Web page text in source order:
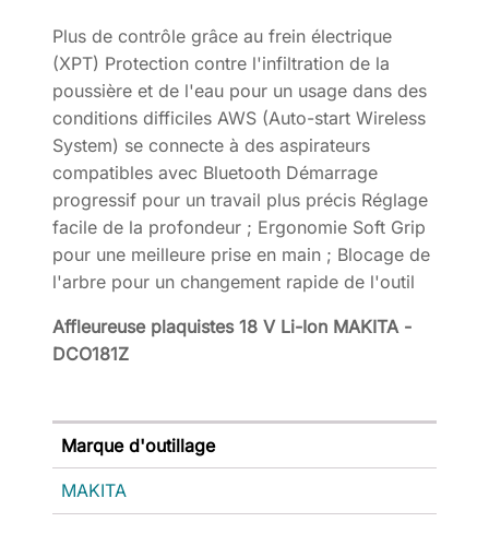
Plus de contrôle grâce au frein électrique
(XPT) Protection contre l'infiltration de la
poussière et de l'eau pour un usage dans des
conditions difficiles AWS (Auto-start Wireless
System) se connecte à des aspirateurs
compatibles avec Bluetooth Démarrage
progressif pour un travail plus précis Réglage
facile de la profondeur ; Ergonomie Soft Grip
pour une meilleure prise en main ; Blocage de
l'arbre pour un changement rapide de l'outil
Affleureuse plaquistes 18 V Li-Ion MAKITA -
DCO181Z
Marque d'outillage
MAKITA